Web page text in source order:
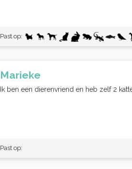
Past op:
Marieke
Ik ben een dierenvriend en heb zelf 2
Past op: